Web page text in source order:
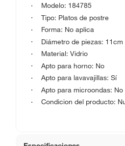
Modelo: 184785
Tipo: Platos de postre
Forma: No aplica
Diámetro de piezas: 11cm
Material: Vidrio
Apto para horno: No
Apto para lavavajillas: Sí
Apto para microondas: No
Condicion del producto: